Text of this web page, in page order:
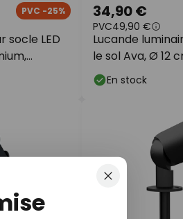
socle LED
PVC -25%
Lucande
le sol Ava, Ø 12
GU10
34,90 €
PVC49,90 €
En stock
Fermer